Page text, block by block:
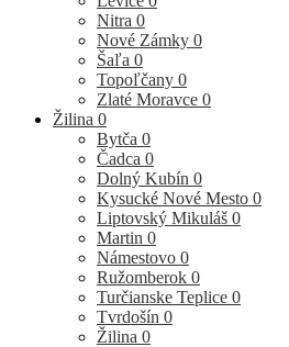
Nitra 0
Nové Zámky 0
Šaľa 0
Topoľčany 0
Zlaté Moravce 0
Žilina 0
Bytča 0
Čadca 0
Dolný Kubín 0
Kysucké Nové Mesto 0
Liptovský Mikuláš 0
Martin 0
Námestovo 0
Ružomberok 0
Turčianske Teplice 0
Tvrdošín 0
Žilina 0